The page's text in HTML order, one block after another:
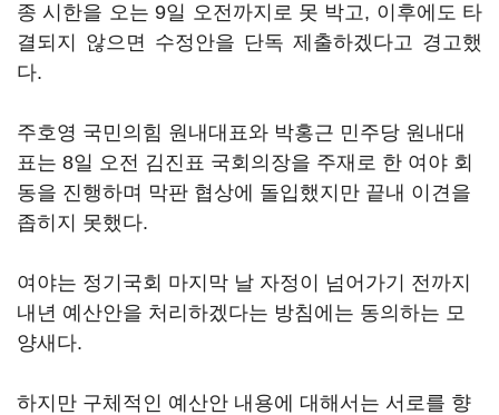
종 시한을 오는 9일 오전까지로 못 박고, 이후에도 타
결되지 않으면 수정안을 단독 제출하겠다고 경고했
다.
주호영 국민의힘 원내대표와 박홍근 민주당 원내대
표는 8일 오전 김진표 국회의장을 주재로 한 여야 회
동을 진행하며 막판 협상에 돌입했지만 끝내 이견을
좁히지 못했다.
여야는 정기국회 마지막 날 자정이 넘어가기 전까지
내년 예산안을 처리하겠다는 방침에는 동의하는 모
양새다.
하지만 구체적인 예산안 내용에 대해서는 서로를 향